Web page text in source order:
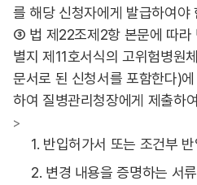
를 해당 신청자에게 발급하여야
③ 법 제22조제2항 본문에 따라
별지 제11호서식의 고위험병원
문서로 된 신청서를 포함한다)
하여 질병관리청장에게 제출하
>
1. 반입허가서 또는 조건부
2. 변경 내용을 증명하는 서류